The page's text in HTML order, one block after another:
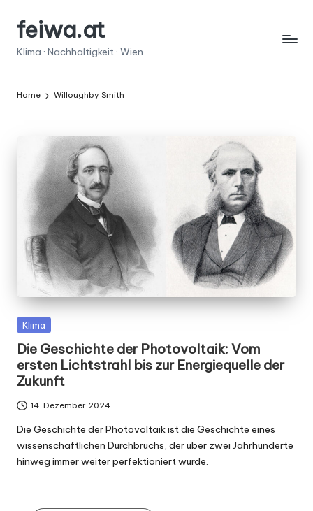
Skipfeiwa.at
Klima · Nachhaltigkeit · Wien
Home Willoughby Smith
Posted
Klima
Die Geschichte der Photovoltaik: Vom
ersten Lichtstrahl bis zur Energiequelle der
Zukunft
14. Dezember 2024
Die Geschichte der Photovoltaik ist die Geschichte eines
wissenschaftlichen Durchbruchs, der über zwei Jahrhunderte
hinweg immer weiter perfektioniert wurde.